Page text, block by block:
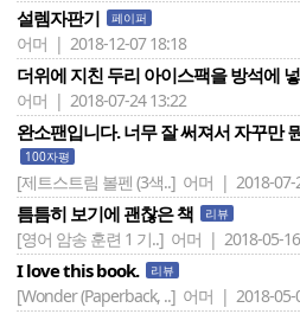
설렘자판기 페이퍼
어머 | 2018-12-07 18:18
더위에 지친 두리 아이스팩을 방석에
어머 | 2018-07-24 13:22
완소팬입니다. 너무 잘 써져서 자꾸만
100자평
[제트스트림 볼펜 (3색..] 어머 | 2018-07-
틈틈히 보기에 괜찮은 책 리뷰
[영어 암송 훈련 1 기..] 어머 | 2018-05-
I love this book. 리뷰
[Wonder (Paperback, ..] 어머 | 2018-05-